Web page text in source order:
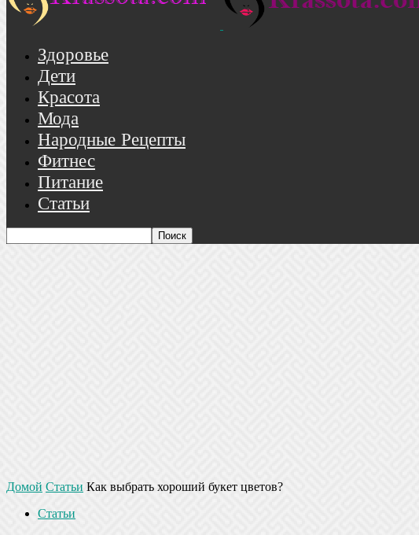
Здоровье
Дети
Красота
Мода
Народные Рецепты
Фитнес
Питание
Статьи
Домой Статьи Как выбрать хороший букет цветов?
Статьи